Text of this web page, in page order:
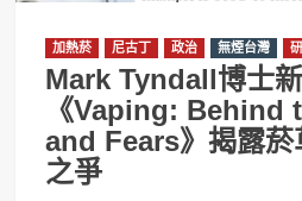
加熱菸 尼古丁 政治 無煙台灣
Mark Tyndall博士
《Vaping: Behind
and Fears》揭露菸
之爭